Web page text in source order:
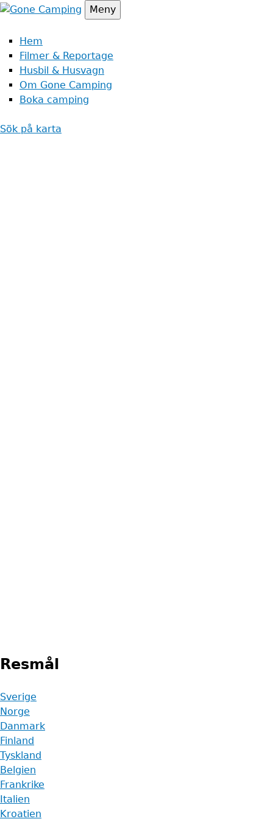
Jump
navigation
Meny
Hem
Filmer & Reportage
Husbil & Husvagn
Om Gone Camping
Boka camping
Sök på karta
Resmål
Sverige
Norge
Danmark
Finland
Tyskland
Belgien
Frankrike
Italien
Kroatien